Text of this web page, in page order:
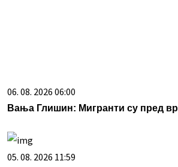
06. 08. 2026 06:00
Вања Глишин: Mигранти су пред
05. 08. 2026 11:59